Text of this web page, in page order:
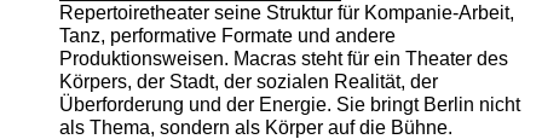
Repertoiretheater seine Struktur für Kompanie-Arbeit,
Tanz, performative Formate und andere
Produktionsweisen. Macras steht für ein Theater des
Körpers, der Stadt, der sozialen Realität, der
Überforderung und der Energie. Sie bringt Berlin nicht
als Thema, sondern als Körper auf die Bühne.